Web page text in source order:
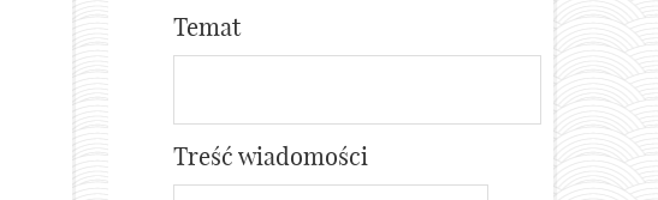
Temat
Treść wiadomości